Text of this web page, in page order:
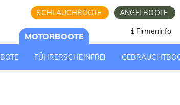
SCHLAUCHBOOTE ANGELBOOTE
MOTORBOOTE Firmeninfo
FÜHRERSCHEINFREI